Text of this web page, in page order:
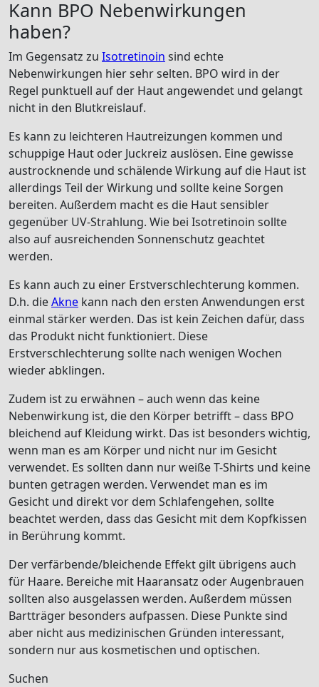
Kann BPO Nebenwirkungen
haben?
Im Gegensatz zu Isotretinoin sind echte
Nebenwirkungen hier sehr selten. BPO wird in der
Regel punktuell auf der Haut angewendet und gelangt
nicht in den Blutkreislauf.
Es kann zu leichteren Hautreizungen kommen und
schuppige Haut oder Juckreiz auslösen. Eine gewisse
austrocknende und schälende Wirkung auf die Haut ist
allerdings Teil der Wirkung und sollte keine Sorgen
bereiten. Außerdem macht es die Haut sensibler
gegenüber UV-Strahlung. Wie bei Isotretinoin sollte
also auf ausreichenden Sonnenschutz geachtet
werden.
Es kann auch zu einer Erstverschlechterung kommen.
D.h. dieAkne kann nach den ersten Anwendungen erst
einmal stärker werden. Das ist kein Zeichen dafür, dass
das Produkt nicht funktioniert. Diese
Erstverschlechterung sollte nach wenigen Wochen
wieder abklingen.
Zudem ist zu erwähnen – auch wenn das keine
Nebenwirkung ist, die den Körper betrifft – dass BPO
bleichend auf Kleidung wirkt. Das ist besonders wichtig,
wenn man es am Körper und nicht nur im Gesicht
verwendet. Es sollten dann nur weiße T-Shirts und keine
bunten getragen werden. Verwendet man es im
Gesicht und direkt vor dem Schlafengehen, sollte
beachtet werden, dass das Gesicht mit dem Kopfkissen
in Berührung kommt.
Der verfärbende/bleichende Effekt gilt übrigens auch
für Haare. Bereiche mit Haaransatz oder Augenbrauen
sollten also ausgelassen werden. Außerdem müssen
Bartträger besonders aufpassen. Diese Punkte sind
aber nicht aus medizinischen Gründen interessant,
sondern nur aus kosmetischen und optischen.
Suchen